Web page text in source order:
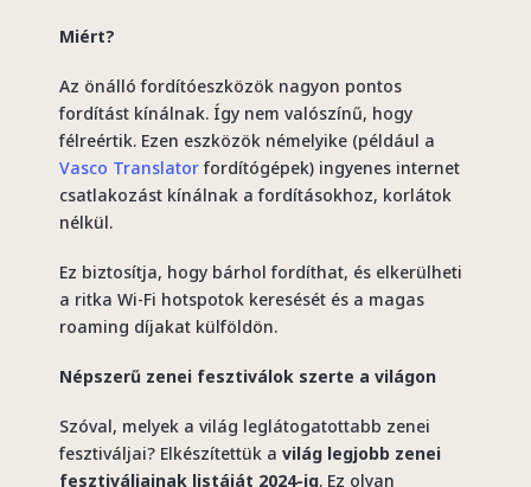
Miért?
Az önálló fordítóeszközök nagyon pontos
fordítást kínálnak. Így nem valószínű, hogy
félreértik. Ezen eszközök némelyike (például a
Vasco Translatorfordítógépek) ingyenes internet
csatlakozást kínálnak a fordításokhoz, korlátok
nélkül.
Ez biztosítja, hogy bárhol fordíthat, és elkerülheti
a ritka Wi-Fi hotspotok keresését és a magas
roaming díjakat külföldön.
Népszerű zenei fesztiválok szerte a világon
Szóval, melyek a világ leglátogatottabb zenei
fesztiváljai? Elkészítettük a világ legjobb zenei
fesztiváljainak listáját 2024-ig. Ez olyan